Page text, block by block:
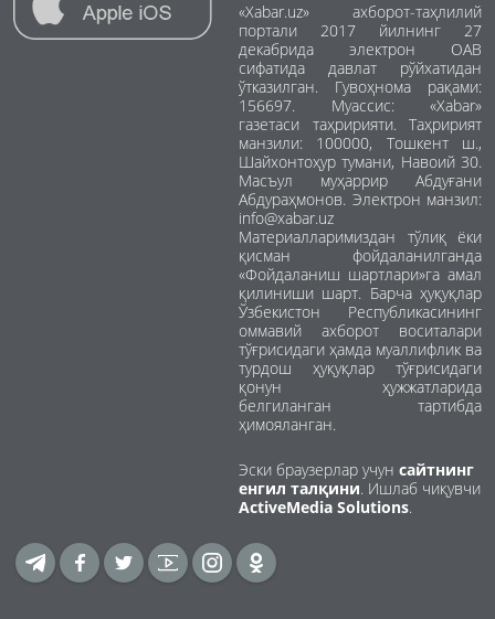
«Xabar.uz» ахборот-таҳлилий
портали 2017 йилнинг 27
декабрида электрон ОАВ
сифатида давлат рўйхатидан
ўтказилган. Гувоҳнома рақами:
156697. Муассис: «Xabar»
газетаси таҳририяти. Таҳририят
манзили: 100000, Тошкент ш.,
Шайхонтоҳур тумани, Навоий 30.
Масъул муҳаррир Абдуғани
Абдураҳмонов. Электрон манзил:
info@xabar.uz
Материалларимиздан тўлиқ ёки
қисман фойдаланилганда
«Фойдаланиш шартлари»га амал
қилиниши шарт. Барча ҳуқуқлар
Ўзбекистон Республикасининг
оммавий ахборот воситалари
тўғрисидаги ҳамда муаллифлик ва
турдош ҳуқуқлар тўғрисидаги
қонун ҳужжатларида
белгиланган тартибда
ҳимояланган.
Эски браузерлар учун сайтнинг
енгил талқини. Ишлаб чиқувчи
ActiveMedia Solutions.